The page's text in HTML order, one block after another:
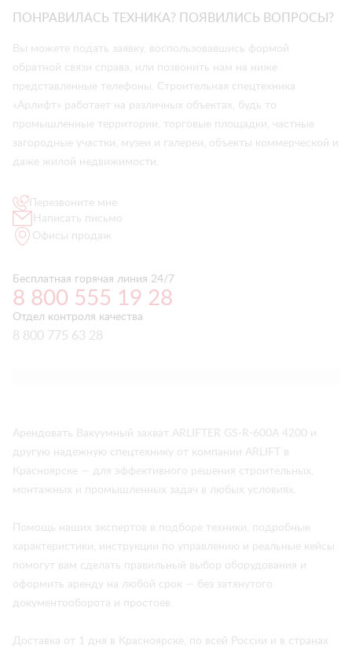
ПОНРАВИЛАСЬ ТЕХНИКА? ПОЯВИЛИСЬ ВОПРОСЫ?
Вы можете подать заявку, воспользовавшись формой
обратной связи справа, или позвонить нам на ниже
представленные телефоны. Строительная спецтехника
«Арлифт» работает на различных объектах, будь то
промышленные территории, торговые площадки, частные
загородные участки, музеи и галереи, объекты коммерческой и
даже жилой недвижимости.
Перезвоните мне
Написать письмо
Офисы продаж
Бесплатная горячая линия 24/7
8 800 555 19 28
Отдел контроля качества
8 800 775 63 28
Арендовать Вакуумный захват ARLIFTER GS-R-600А 4200 и
другую надежную спецтехнику от компании ARLIFT в
Красноярске — для эффективного решения строительных,
монтажных и промышленных задач в любых условиях.
Помощь наших экспертов в подборе техники, подробные
характеристики, инструкции по управлению и реальные кейсы
помогут вам сделать правильный выбор оборудования и
оформить аренду на любой срок — без затянутого
документооборота и простоев.
Доставка от 1 дня в Красноярске, по всей России и в странах